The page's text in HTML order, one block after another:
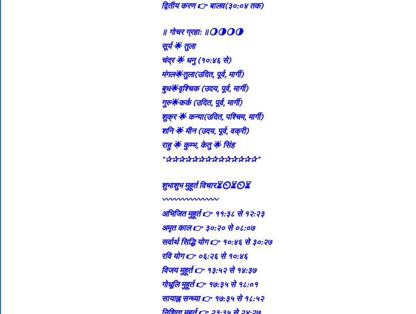
द्वितीय करण 👉 बालव(३०:०४ तक)
॥ गोचर ग्रहा: ॥🌖🌗🌖🌗
सूर्य 🌟 तुला
चंद्र 🌟 धनु (१०:४६ से)
मंगल🌟तुला(उदित, पूर्व, मार्गी)
बुध🌟वृश्चिक (उदय, पूर्व, मार्गी)
गुरु🌟कर्क (उदित, पूर्व, मार्गी)
शुक्र 🌟 कन्या(उदित, पश्चिम, मार्गी)
शनि 🌟 मीन (उदय, पूर्व, वक्री)
राहु 🌟 कुम्भ, केतु 🌟 सिंह
*✰✰✰✰✰✰✰✰✰✰✰✰✰✰*
शुभाशुभ मुहूर्त विचार⏳⏲⏳⏲⏳
〰️〰️〰️〰️〰️〰️〰️
अभिजित मुहूर्त 👉 ११:३८ से १२:२३
अमृत काल 👉 ३०:२० से ०८:०७
सर्वार्थ सिद्धि योग 👉 १०:४६ से ३०:२७
रवि योग 👉 ०६:२६ से १०:४६
विजय मुहूर्त 👉 १३:५२ से १४:३७
गोधूलि मुहूर्त 👉 १७:३५ से १८:०१
सायाह्न सन्ध्या 👉 १७:३५ से १८:५२